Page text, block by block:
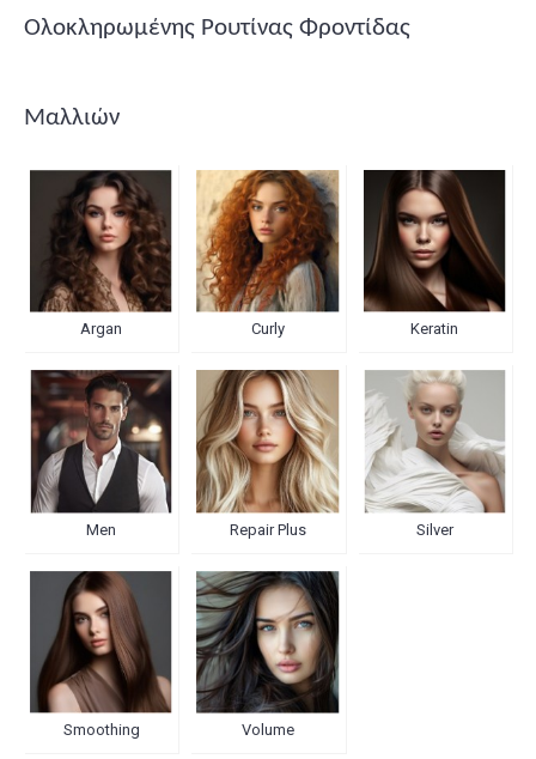
Ολοκληρωμένης Ρουτίνας Φροντίδας
Μαλλιών
Argan Curly Keratin
Men Repair Plus Silver
Smoothing Volume